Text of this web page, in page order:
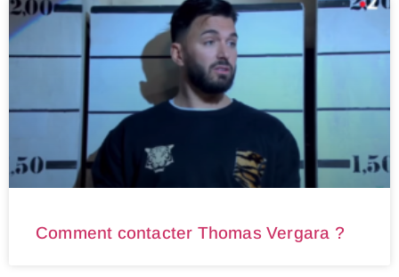
Comment contacter Thomas Vergara ?